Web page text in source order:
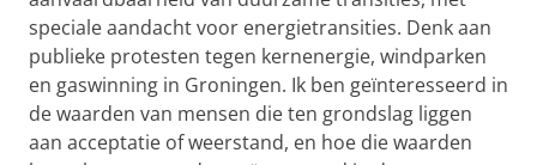
speciale aandacht voor energietransities. Denk aan
publieke protesten tegen kernenergie, windparken
en gaswinning in Groningen. Ik ben geïnteresseerd in
de waarden van mensen die ten grondslag liggen
aan acceptatie of weerstand, en hoe die waarden